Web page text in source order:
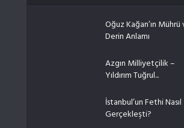
Oğuz Kağan’ın Mührü
Derin Anlamı
Azgın Milliyetçilik –
Yıldırım Tuğrul...
İstanbul’un Fethi Nasıl
Gerçekleşti?